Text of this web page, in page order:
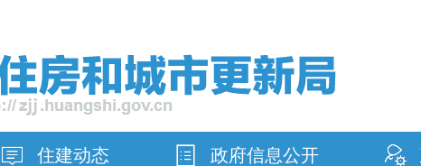
住建动态 政府信息公开